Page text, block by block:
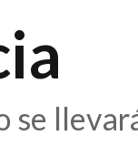
se